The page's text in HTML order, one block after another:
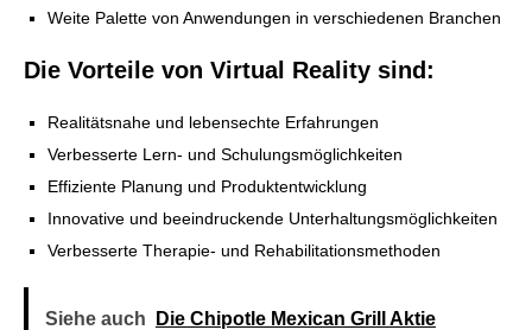
Weite Palette von Anwendungen in verschiedenen Branchen
Die Vorteile von Virtual Reality sind:
Realitätsnahe und lebensechte Erfahrungen
Verbesserte Lern- und Schulungsmöglichkeiten
Effiziente Planung und Produktentwicklung
Innovative und beeindruckende Unterhaltungsmöglichkeiten
Verbesserte Therapie- und Rehabilitationsmethoden
Siehe auch Die Chipotle Mexican Grill Aktie